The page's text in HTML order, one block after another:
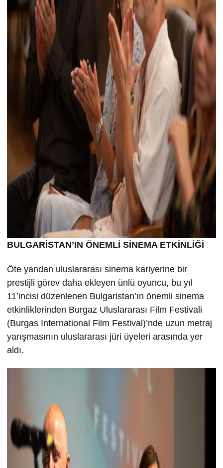
BULGARİSTAN’IN ÖNEMLİ SİNEMA ETKİNLİĞİ
Öte yandan uluslararası sinema kariyerine bir
prestijli görev daha ekleyen ünlü oyuncu, bu yıl
11’incisi düzenlenen Bulgaristan’ın önemli sinema
etkinliklerinden Burgaz Uluslararası Film Festivali
(Burgas International Film Festival)’nde uzun metraj
yarışmasının uluslararası jüri üyeleri arasında yer
aldı.